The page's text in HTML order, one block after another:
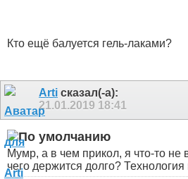
Кто ещё балуется гель-лаками?
Arti сказал(-а):
21.01.2019 18:41
Мумр, а в чем прикол, я что-то не
чего держится долго? Технология